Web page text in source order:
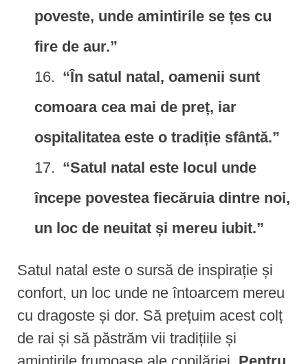
poveste, unde amintirile se țes cu
fire de aur.”
“În satul natal, oamenii sunt
comoara cea mai de preț, iar
ospitalitatea este o tradiție sfântă.”
“Satul natal este locul unde
începe povestea fiecăruia dintre noi,
un loc de neuitat și mereu iubit.”
Satul natal este o sursă de inspirație și
confort, un loc unde ne întoarcem mereu
cu dragoste și dor. Să prețuim acest colț
de rai și să păstrăm vii tradițiile și